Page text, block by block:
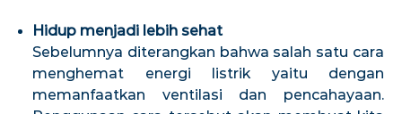
Hidup menjadi lebih sehat
Sebelumnya diterangkan bahwa salah satu cara
menghemat energi listrik yaitu dengan
memanfaatkan ventilasi dan pencahayaan.